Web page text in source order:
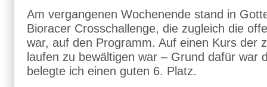
Am vergangenen Wochenende stand in
Bioracer Crosschallenge, die zugleich die
war, auf den Programm. Auf einen Kurs der
laufen zu bewältigen war – Grund dafür war
belegte ich einen guten 6. Platz.